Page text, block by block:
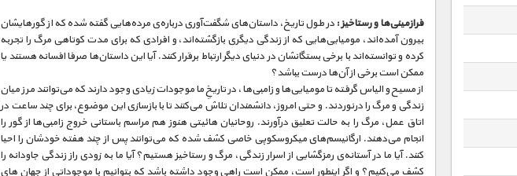
فرازمینی‌ها و رستاخیز : در طول تاریخ، داستان‌های شگفت‌آوری درباره‌ی مرده‌هایی گفته شده که از گورهایشان
بیرون آمده‌اند، مومیایی‌هایی که از زندگی دیگری بازگشته‌اند، و افرادی که برای مدت کوتاهی مرگ را تجربه
کرده‌ و توانسته‌اند با برخی بستگانشان در دنیای دیگر ارتباط برقرار کنند. آیا این داستان‌ها صرفا افسانه هستند یا
ممکن است برخی از آن‌ها درست بباشد؟
از مسیح و الیاس گرفته تا مومیایی‌ها و زامبی‌ها، در تاریخِ ما موجودات زیادی وجود دارند که می‌توانند مرز میان
زندگی و مرگ را درنوردند. و حتی امروز، دانشمندان تلاش می‌کنند تا با بازسازی این موضوع، برای چند ساعت در
اتاق عمل، مرگ را به حالت تعلیق درآورند. روحانیان هائیتی هنوز هم مراسم باستانی خروج زامبی‌ها از گور را
انجام می‌دهند. ارگانیسم‌های میکروسکوپی خاصی کشف شده که می‌توانند پس از چند هفته خودشان را احیا
کنند. آیا ما در آستانه‌ی رمزگشایی از اسرار زندگی، مرگ و رستاخیز هستیم؟ آیا ما به زودی راز زندگی جاودانه را
کشف می‌کنیم؟ و اگر اینطور است، ممکن است راهی وجود داشته باشد که بتوانیم با موجوداتی از جهان های